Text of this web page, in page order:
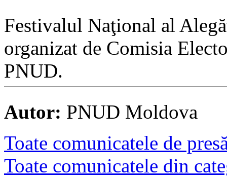
Festivalul Naţional al
organizat de Comisia
PNUD.
Autor: PNUD Moldova
Toate comunicatele de
Toate comunicatele din